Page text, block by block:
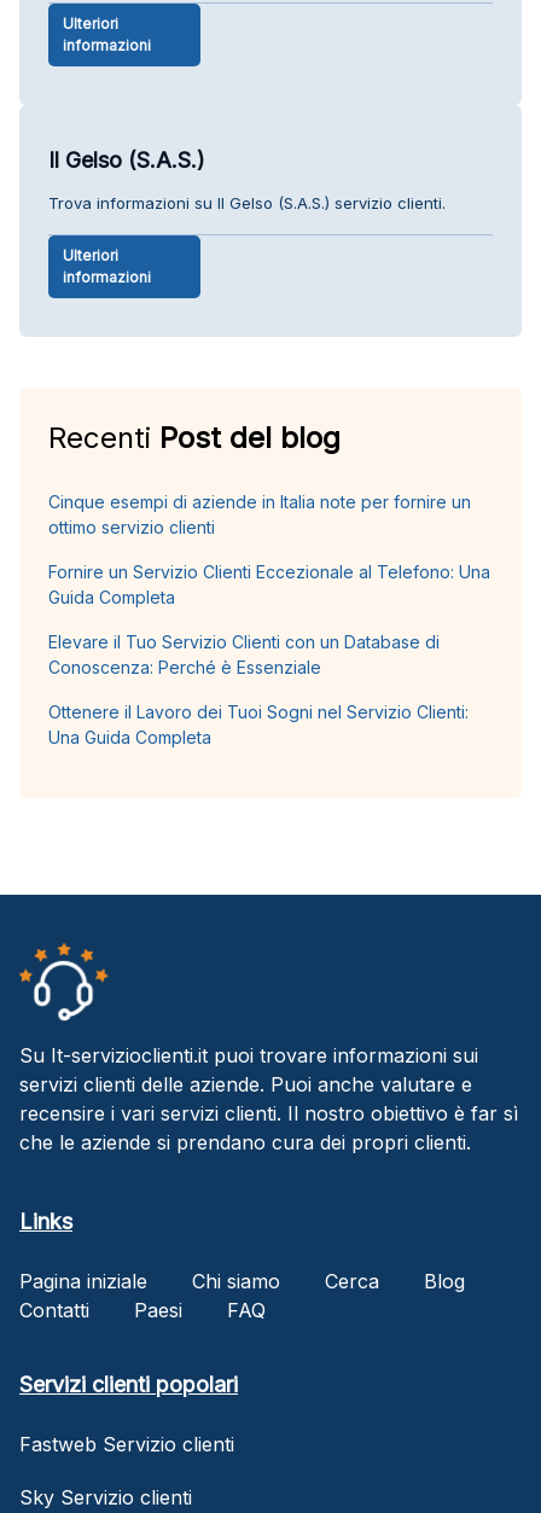
Ulteriori
informazioni
Il Gelso (S.A.S.)
Trova informazioni su Il Gelso (S.A.S.) servizio clienti.
Ulteriori
informazioni
Recenti Post del blog
Cinque esempi di aziende in Italia note per fornire un
ottimo servizio clienti
Fornire un Servizio Clienti Eccezionale al Telefono: Una
Guida Completa
Elevare il Tuo Servizio Clienti con un Database di
Conoscenza: Perché è Essenziale
Ottenere il Lavoro dei Tuoi Sogni nel Servizio Clienti:
Una Guida Completa
Su It-servizioclienti.it puoi trovare informazioni sui
servizi clienti delle aziende. Puoi anche valutare e
recensire i vari servizi clienti. Il nostro obiettivo è far sì
che le aziende si prendano cura dei propri clienti.
Links
Pagina iniziale Chi siamo Cerca
Blog
Contatti
Paesi FAQ
Servizi clienti popolari
Fastweb Servizio clienti
Sky Servizio clienti